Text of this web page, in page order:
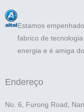
Estamos
fabrico de
energia e é amiga
Endereço
No. 6, Furong Road,